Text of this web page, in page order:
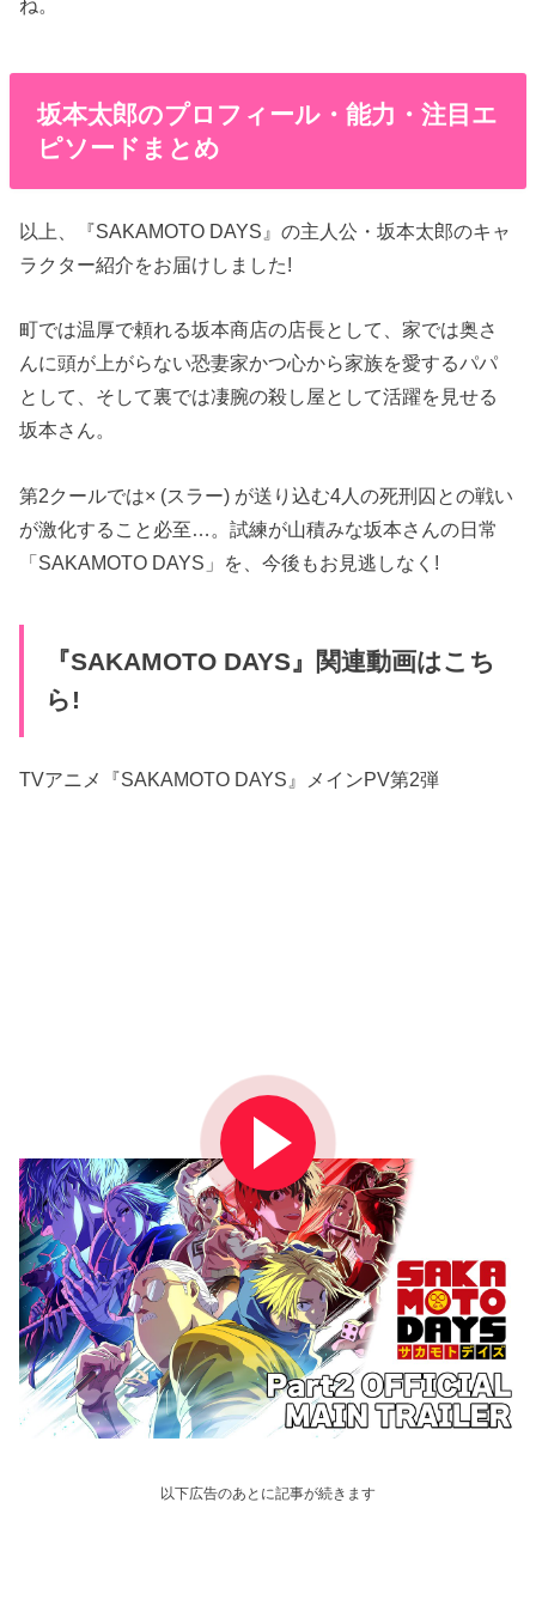
ね。
坂本太郎のプロフィール・能力・注目エ
ピソードまとめ
以上、『SAKAMOTO DAYS』の主人公・坂本太郎のキャ
ラクター紹介をお届けしました!
町では温厚で頼れる坂本商店の店長として、家では奥さ
んに頭が上がらない恐妻家かつ心から家族を愛するパパ
として、そして裏では凄腕の殺し屋として活躍を見せる
坂本さん。
第2クールでは× (スラー) が送り込む4人の死刑囚との戦い
が激化すること必至…。試練が山積みな坂本さんの日常
「SAKAMOTO DAYS」を、今後もお見逃しなく!
『SAKAMOTO DAYS』関連動画はこち
ら!
TVアニメ『SAKAMOTO DAYS』メインPV第2弾
以下広告のあとに記事が続きます